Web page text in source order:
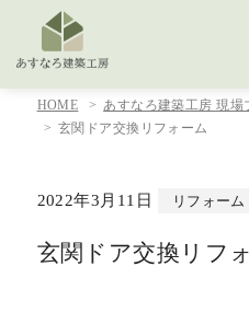
HOME
あすなろ建築工房 現場
玄関ドア交換リフォーム
2022年3月11日 リフォーム
玄関ドア交換リフ